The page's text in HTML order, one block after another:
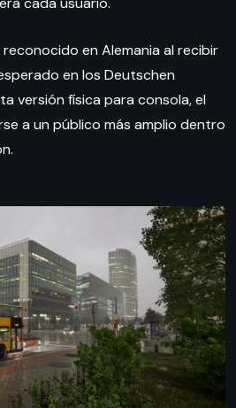
en Alemania al recibir
en los Deutschen
versión física para consola, el
a un público más amplio dentro